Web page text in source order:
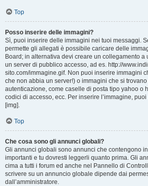
Top
Posso inserire delle immagini?
Sì, puoi inserire delle immagini nei tuoi messaggi.
permette gli allegati è possibile caricare delle
Board; in alternativa devi creare un collegamento a
un server di pubblico accesso, ad es. http://
sito.com/immagine.gif. Non puoi inserire immagini
che non abbia un server!) o immagini che si
autenticazione, come caselle di posta tipo yahoo o
codici di accesso, ecc. Per inserire l’immagine,
[img].
Top
Che cosa sono gli annunci globali?
Gli annunci globali sono annunci che contengono
importanti e tu dovresti leggerli quanto prima. Gli
cima a tutti i forum ed anche nel Pannello di
scrivere su un annuncio globale dipende dai
dall’amministratore.